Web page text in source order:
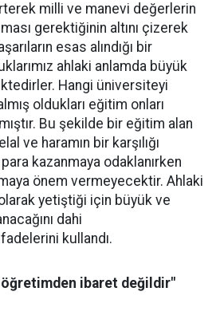
milli ve manevi değerlerin
gerektiğinin altını çizerek
esas alındığı bir
ahlaki anlamda büyük
Hangi üniversiteyi
oldukları eğitim onları
Bu şekilde bir eğitim alan
ve haramın bir karşılığı
kazanmaya odaklanırken
önem vermeyecektir. Ahlaki
yetiştiği için büyük ve
dahi
kullandı.
ibaret değildir"